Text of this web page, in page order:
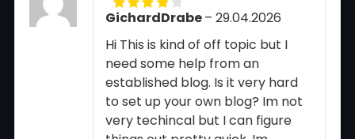
Rated4
GichardDrabe– 29.04.2026
Hi This is kind of off topic but I
need some help from an
established blog. Is it very hard
to set up your own blog? Im not
very techincal but I can figure